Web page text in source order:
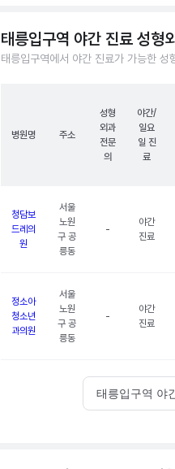
태릉입구역 야간 진료 성형
태릉입구역에서 야간 진료가 가능한 성
병원명 주소
성형
외과
전문
의
야간/
일요
일 진
료
청담보
드레의
원
서울
노원
구 공
릉동
-
야간
진료
정소아
청소년
과의원
서울
노원
구 공
릉동
-
야간
진료
태릉입구역 야